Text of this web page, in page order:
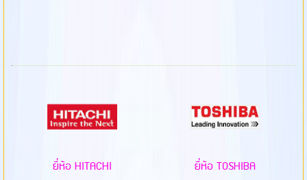
ยี่ห้อ HITACHI ยี่ห้อ TOSHIBA